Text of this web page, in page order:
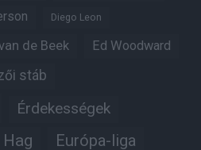
Diego Leon
de Beek Ed Woodward
stáb
Érdekességek
Európa-liga